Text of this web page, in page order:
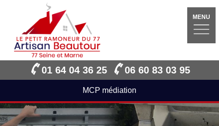
MENU
01 64 04 36 25 06 60 83 03 95
MCP médiation